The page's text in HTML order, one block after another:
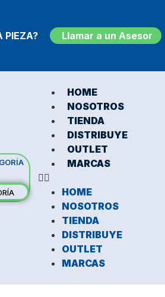
PIEZA? Llamar a un Asesor
HOME
NOSOTROS
TIENDA
DISTRIBUYE
OUTLET
MARCAS
HOME
NOSOTROS
TIENDA
DISTRIBUYE
OUTLET
MARCAS